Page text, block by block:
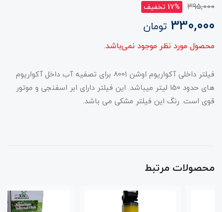
395,000 17% تخفیف
330,000 تومان
محصول مورد نظر موجود نمی‌باشد.
فیلتر داخلی آکواریوم اوشن 8001 برای تصفیه آب داخل آکواریوم
های حدود 150 لیتر میباشد. این فیلتر دارای ابر اسفنجی و موتور
قوی است. رنگ این فیلتر مشکی می باشد.
محصولات مرتبط